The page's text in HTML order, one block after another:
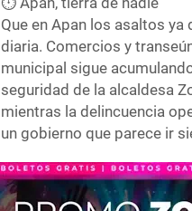
Que en Apan los asaltos
diaria. Comercios y
municipal sigue
seguridad de la alcaldesa
mientras la delincuencia
un gobierno que parece ir